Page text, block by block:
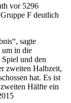
vor 5296
F deutlich
sagte
um in die
und den
zweiten Halbzeit,
hat. Es ist
Hälfte ein